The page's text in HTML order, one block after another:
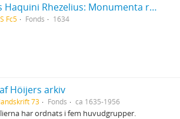
Jonas Haquini Rhezelius: Monumenta runica in Ölandia comitatu Regni Sveciæ Gothiaquæ
Fc5 Fonds 1634
Höijers arkiv
73 Fonds ca 1635-1956
har ordnats i fem huvudgrupper.